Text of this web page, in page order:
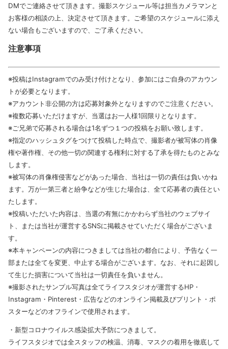
DMでご連絡させて頂きます。撮影スケジュール等は担当カメラマンと
お客様の相談の上、決定させて頂きます。ご希望のスケジュールに添え
ない場合もございますので、ご了承ください。
注意事項
※投稿はInstagramでのみ受け付けとなり、参加にはご自身のアカウン
トが必要となります。
※アカウント非公開の方は応募対象外となりますのでご注意ください。
※複数応募いただけますが、当選はお一人様1回限りとなります。
※ご兄弟で応募される場合は1名ずつ１つの投稿をお願い致します。
※指定のハッシュタグをつけて投稿した時点で、撮影者が被写体の肖像
権や著作権、その他一切の関連する権利に対する了承を得たものとみな
します。
※被写体の肖像権侵害などがあった場合、当社は一切の責任は負いかね
ます。万が一第三者と紛争などが生じた場合は、全て応募者の責任とい
たします。
※投稿いただいた内容は、当選の有無にかかわらず当社のウェブサイ
ト、または当社が運営するSNSに掲載させていただく場合がございま
す。
※本キャンペーンの内容につきましては当社の都合により、予告なく一
部または全てを変更、中止する場合がございます。なお、それに起因し
て生じた損害について当社は一切責任を負いません。
※撮影されたサンプル写真は全てライフスタジオが運営するHP・
Instagram・Pinterest・広告などのオンライン掲載及びプリント・ポ
スターなどのオフラインで使用されます。
・新型コロナウイルス感染拡大予防につきまして。
ライフスタジオでは全スタッフの検温、消毒、マスクの着用を徹底して